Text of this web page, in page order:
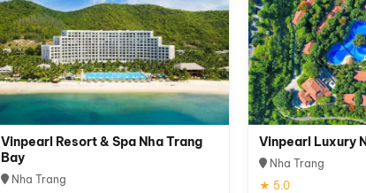
Vinpearl Resort & Spa Nha Trang
Bay
Nha Trang
Vinpearl Luxury
Nha Trang
★ 5.0